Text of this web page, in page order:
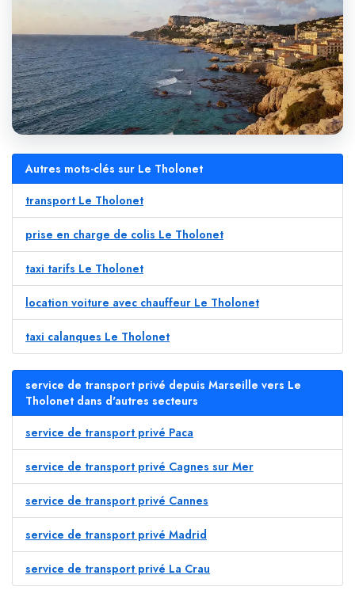
Autres mots-clés sur Le Tholonet
transport Le Tholonet
prise en charge de colis Le Tholonet
taxi tarifs Le Tholonet
location voiture avec chauffeur Le Tholonet
taxi calanques Le Tholonet
service de transport privé depuis Marseille vers Le
Tholonet dans d'autres secteurs
service de transport privé Paca
service de transport privé Cagnes sur Mer
service de transport privé Cannes
service de transport privé Madrid
service de transport privé La Crau